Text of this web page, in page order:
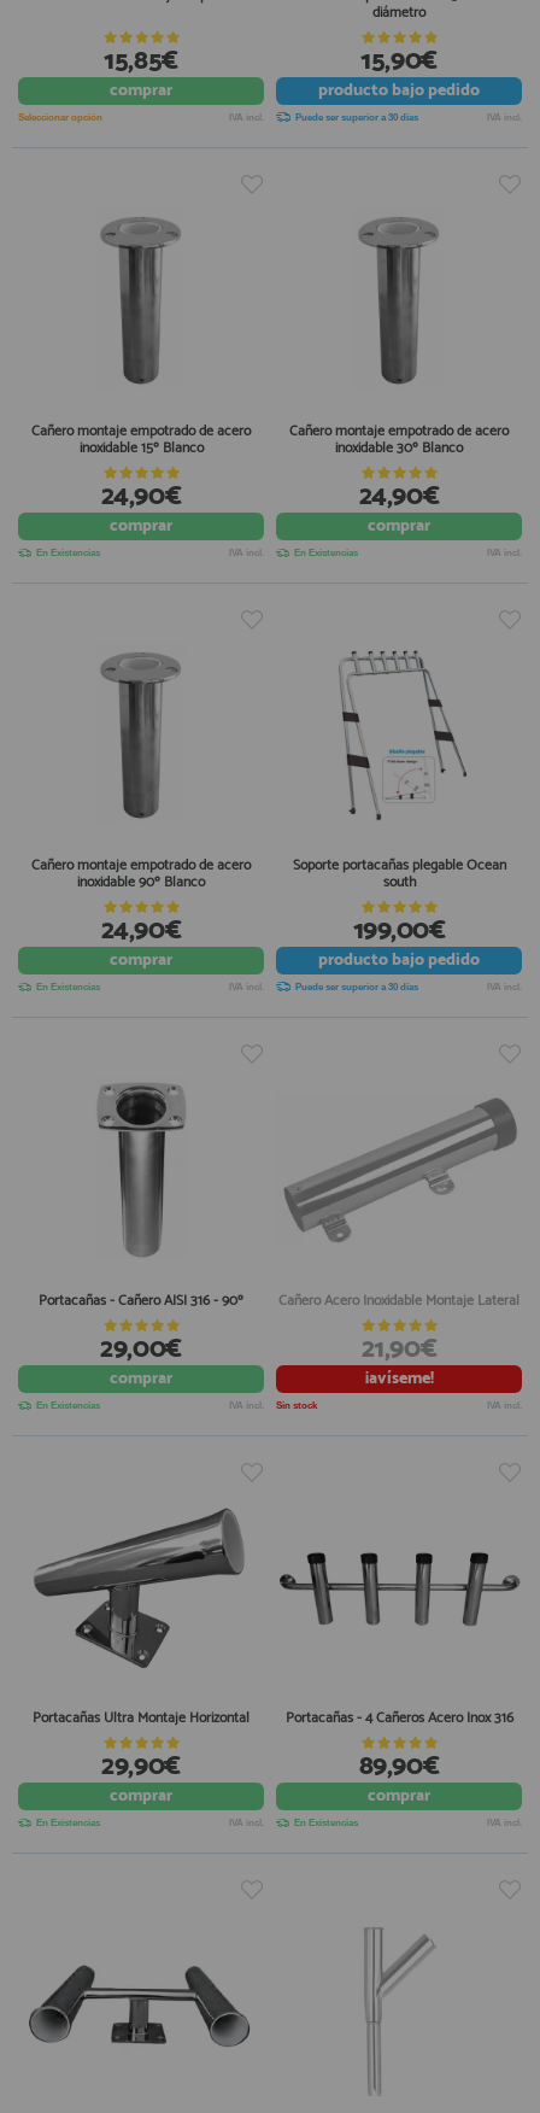
15,85€
comprar
Seleccionar opción IVA incl.
diámetro
15,90€
productobajo pedido
Puede ser superior a 30 días IVA incl.
Cañero montaje empotrado de acero
inoxidable 15º Blanco
24,90€
comprar
En Existencias IVA incl.
Cañero montaje empotrado de acero
inoxidable 30º Blanco
24,90€
comprar
En Existencias IVA incl.
Cañero montaje empotrado de acero
inoxidable 90º Blanco
24,90€
comprar
En Existencias IVA incl.
Soporte portacañas plegable Ocean
south
199,00€
productobajo pedido
Puede ser superior a 30 días IVA incl.
Portacañas - Cañero AISI 316 - 90º
29,00€
comprar
En Existencias IVA incl.
Cañero Acero Inoxidable Montaje Lateral
21,90€
¡avíseme!
Sin stock IVA incl.
Portacañas Ultra Montaje Horizontal
29,90€
comprar
En Existencias IVA incl.
Portacañas - 4 Cañeros Acero Inox 316
89,90€
comprar
En Existencias IVA incl.